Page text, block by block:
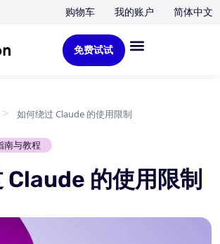
购物车 我的账户 简体中文
免费试试
如何绕过 Claude 的使用限制
南与教程
Claude 的使用限制